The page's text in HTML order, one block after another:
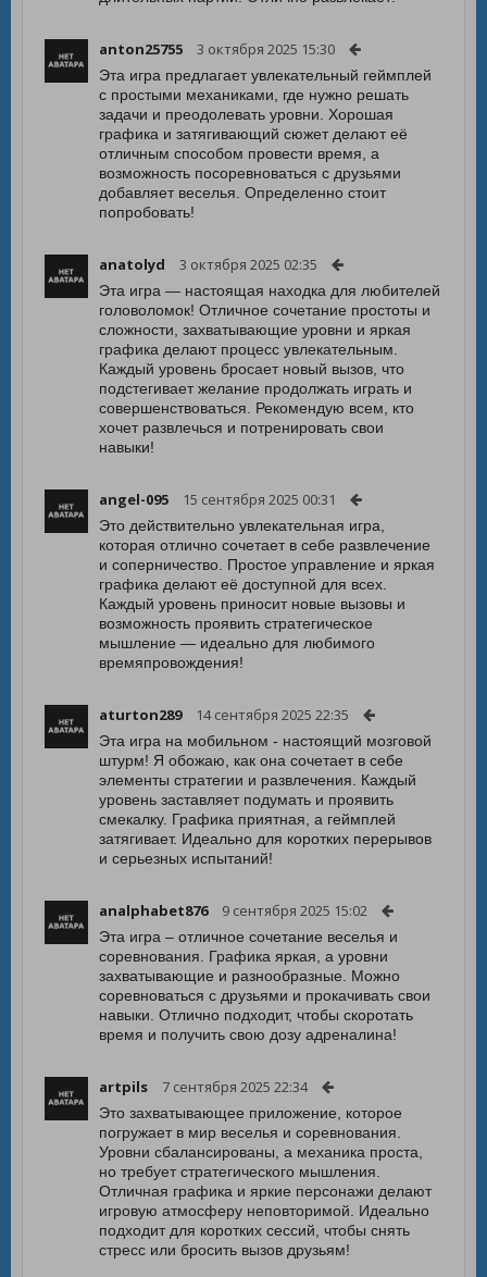
anton25755 3 октября 2025 15:30
Эта игра предлагает увлекательный геймплей
с простыми механиками, где нужно решать
задачи и преодолевать уровни. Хорошая
графика и затягивающий сюжет делают её
отличным способом провести время, а
возможность посоревноваться с друзьями
добавляет веселья. Определенно стоит
попробовать!
anatolyd 3 октября 2025 02:35
Эта игра — настоящая находка для любителей
головоломок! Отличное сочетание простоты и
сложности, захватывающие уровни и яркая
графика делают процесс увлекательным.
Каждый уровень бросает новый вызов, что
подстегивает желание продолжать играть и
совершенствоваться. Рекомендую всем, кто
хочет развлечься и потренировать свои
навыки!
angel-095 15 сентября 2025 00:31
Это действительно увлекательная игра,
которая отлично сочетает в себе развлечение
и соперничество. Простое управление и яркая
графика делают её доступной для всех.
Каждый уровень приносит новые вызовы и
возможность проявить стратегическое
мышление — идеально для любимого
времяпровождения!
aturton289 14 сентября 2025 22:35
Эта игра на мобильном - настоящий мозговой
штурм! Я обожаю, как она сочетает в себе
элементы стратегии и развлечения. Каждый
уровень заставляет подумать и проявить
смекалку. Графика приятная, а геймплей
затягивает. Идеально для коротких перерывов
и серьезных испытаний!
analphabet876 9 сентября 2025 15:02
Эта игра – отличное сочетание веселья и
соревнования. Графика яркая, а уровни
захватывающие и разнообразные. Можно
соревноваться с друзьями и прокачивать свои
навыки. Отлично подходит, чтобы скоротать
время и получить свою дозу адреналина!
artpils 7 сентября 2025 22:34
Это захватывающее приложение, которое
погружает в мир веселья и соревнования.
Уровни сбалансированы, а механика проста,
но требует стратегического мышления.
Отличная графика и яркие персонажи делают
игровую атмосферу неповторимой. Идеально
подходит для коротких сессий, чтобы снять
стресс или бросить вызов друзьям!